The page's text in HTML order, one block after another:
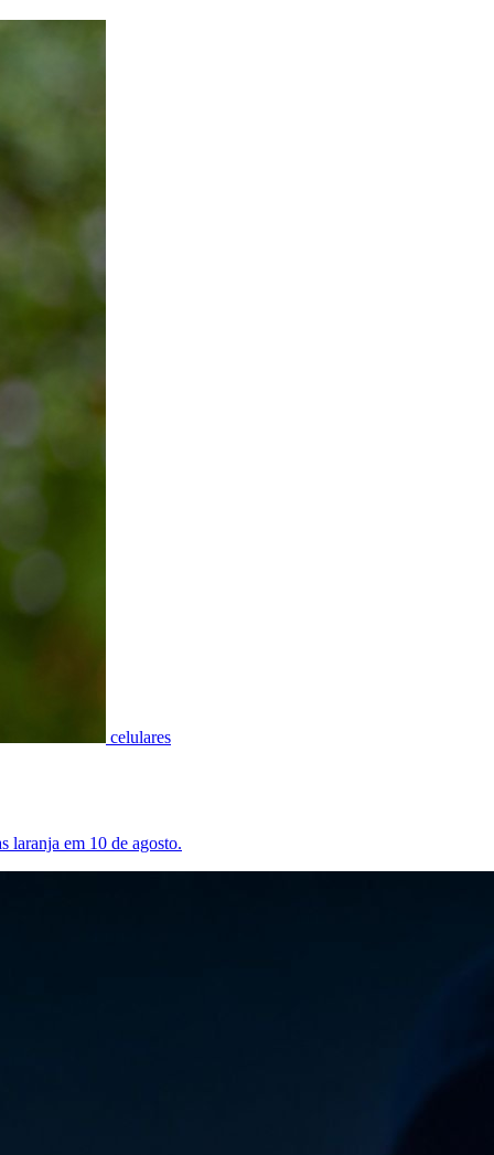
celulares
laranja em 10 de agosto.